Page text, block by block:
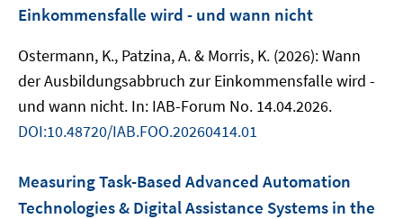
Einkommensfalle wird - und wann nicht
Ostermann, K., Patzina, A. & Morris, K. (2026): Wann
der Ausbildungsabbruch zur Einkommensfalle wird -
und wann nicht. In: IAB-Forum No. 14.04.2026.
DOI:10.48720/IAB.FOO.20260414.01
Measuring Task-Based Advanced Automation
Technologies & Digital Assistance Systems in the